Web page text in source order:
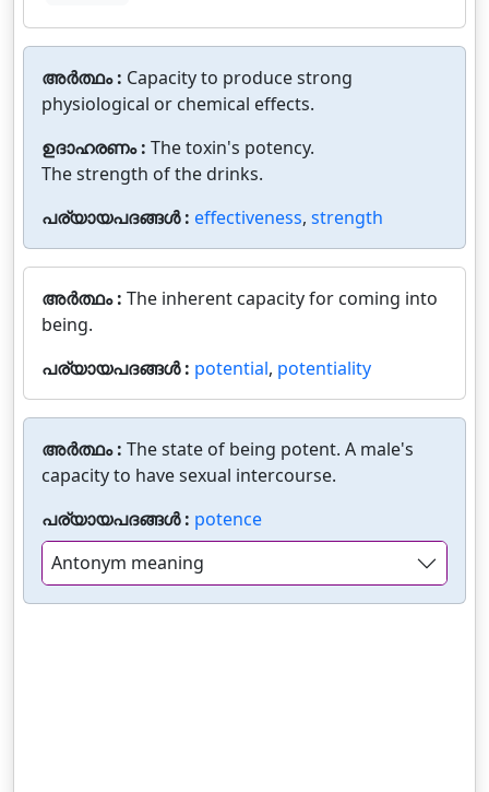
അർത്ഥം : Capacity to produce strong
physiological or chemical effects.
ഉദാഹരണം : The toxin's potency.
The strength of the drinks.
പര്യായപദങ്ങൾ : effectiveness, strength
അർത്ഥം : The inherent capacity for coming into
being.
പര്യായപദങ്ങൾ : potential, potentiality
അർത്ഥം : The state of being potent. A male's
capacity to have sexual intercourse.
പര്യായപദങ്ങൾ : potence
Antonym meaning